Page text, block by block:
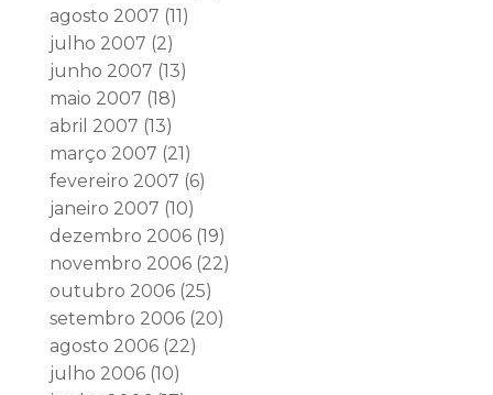
agosto 2007 (11)
julho 2007 (2)
junho 2007 (13)
maio 2007 (18)
abril 2007 (13)
março 2007 (21)
fevereiro 2007 (6)
janeiro 2007 (10)
dezembro 2006(19)
novembro 2006(22)
outubro 2006(25)
setembro 2006(20)
agosto 2006(22)
julho 2006(10)